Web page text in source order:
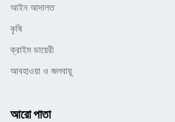
আইন আদালত
কৃষি
ক্রাইম ডায়েরী
আবহাওয়া ও জলবায়ূ
আরো পাতা